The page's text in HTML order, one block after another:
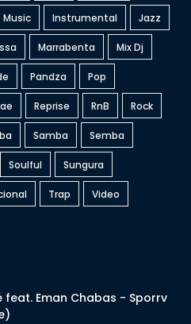
Music Instrumental Jazz
Marrabenta Mix Dj
Pandza Pop
Reprise RnB Rock
Samba Semba
Soulful Sungura
Trap Video
feat. Eman Chabas - Sporrv